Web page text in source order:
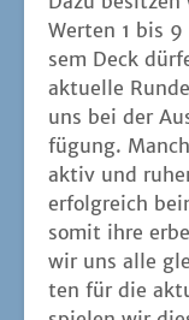
genau einen
gen­de Kar­te.
muss ich
haben vor­her
gewin­ne ich
Zusätz­lich
nach­schau­en,
er­wäch­ter vor
glei­chen
gen­de Kar­te.
ich dadurch